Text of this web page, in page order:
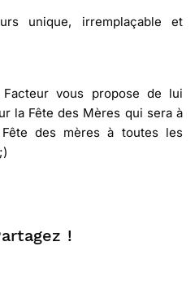
unique, irremplaçable et
vous propose de lui
la Fête des Mères qui sera à
des mères à toutes les
!